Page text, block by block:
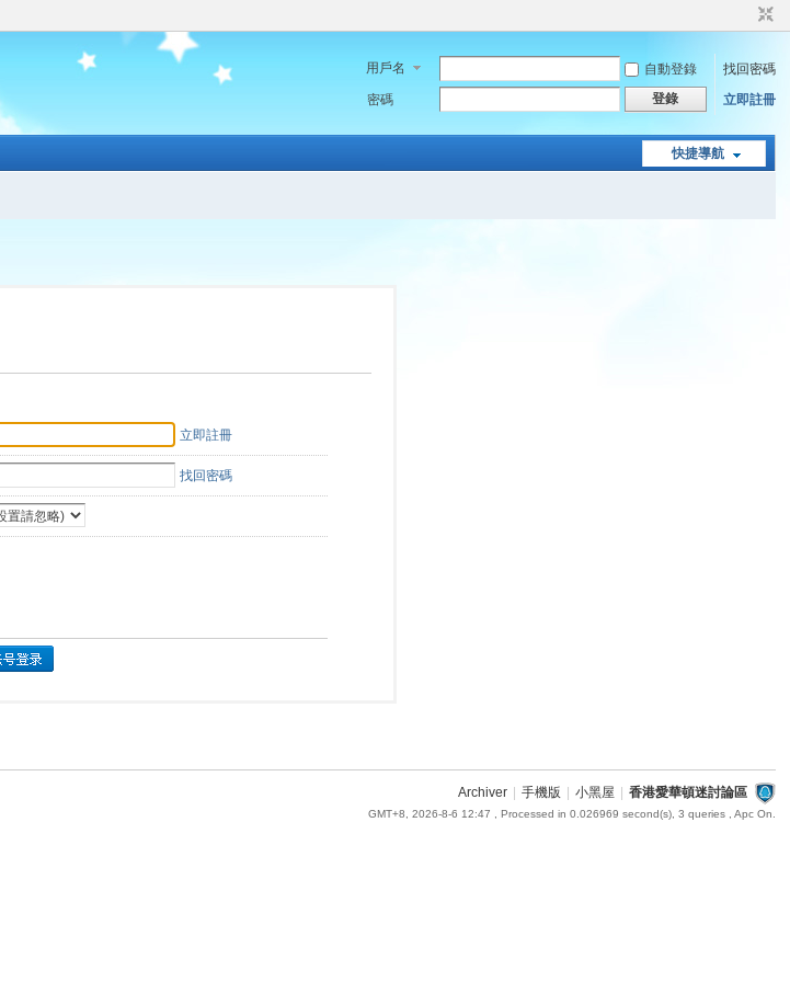
用戶名 自動登錄
找回密碼
密碼
登錄 立即註冊
快捷導航
立即註冊
找回密碼
Archiver 手機版 小黑屋 香港愛華頓迷討論區
GMT+8, 2026-8-6 12:47 , Processed in 0.026969 second(s), 3 queries , Apc On.